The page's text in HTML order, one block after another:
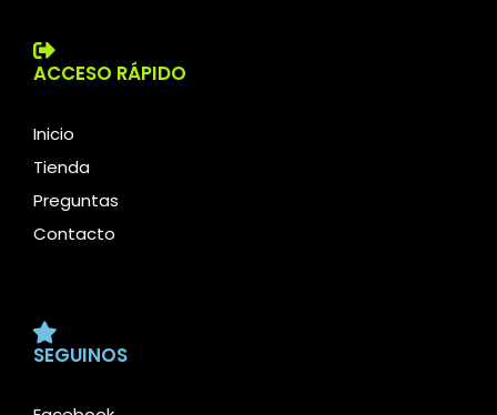
ACCESO RÁPIDO
Inicio
Tienda
Preguntas
Contacto
SEGUINOS